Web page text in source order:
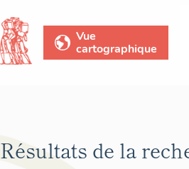
Vue
cartographique
Résultats de la